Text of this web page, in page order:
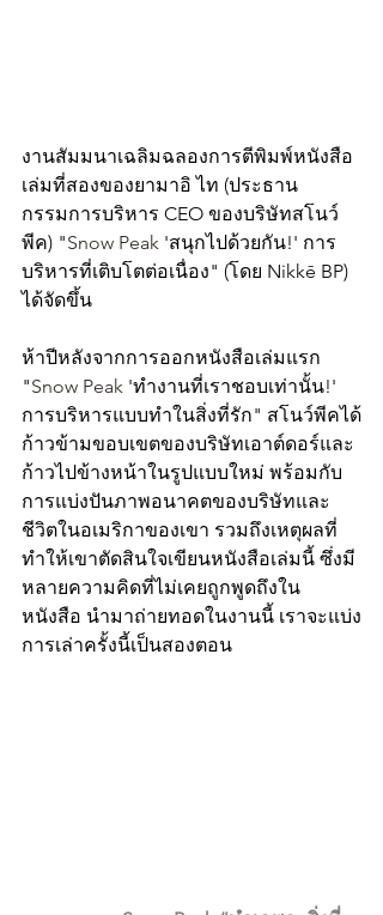
งานสัมมนาเฉลิมฉลองการตีพิมพ์หนังสือ
เล่มที่สองของยามาอิ ไท (ประธาน
กรรมการบริหาร CEO ของบริษัทสโนว์
พีค) "Snow Peak 'สนุกไปด้วยกัน!' การ
บริหารที่เติบโตต่อเนื่อง" (โดย Nikkē BP)
ได้จัดขึ้น
ห้าปีหลังจากการออกหนังสือเล่มแรก
"Snow Peak 'ทำงานที่เราชอบเท่านั้น!'
การบริหารแบบทำในสิ่งที่รัก" สโนว์พีคได้
ก้าวข้ามขอบเขตของบริษัทเอาต์ดอร์และ
ก้าวไปข้างหน้าในรูปแบบใหม่ พร้อมกับ
การแบ่งปันภาพอนาคตของบริษัทและ
ชีวิตในอเมริกาของเขา รวมถึงเหตุผลที่
ทำให้เขาตัดสินใจเขียนหนังสือเล่มนี้ ซึ่งมี
หลายความคิดที่ไม่เคยถูกพูดถึงใน
หนังสือ นำมาถ่ายทอดในงานนี้ เราจะแบ่ง
การเล่าครั้งนี้เป็นสองตอน